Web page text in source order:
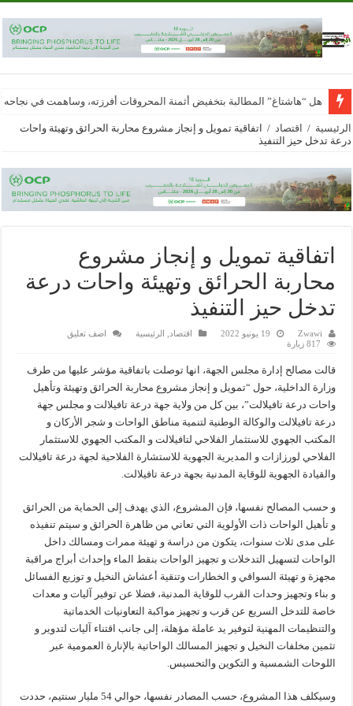
هل “هاشتاغ” المطالبة بتخفيض أثمنة المحروقات أفرزته، وساهمت في
الرئيسية / اقتصاد /
اتفاقية تمويل و إنجاز مشروع محاربة الحرائق وتهيئة واحات
درعة تدخل حيز التنفيذ
اتفاقية تمويل و إنجاز مشروع
محاربة الحرائق وتهيئة واحات درعة
تدخل حيز التنفيذ
Zwawi 19 يونيو 2022 اقتصاد الرئيسية
اضف تعليق
817 زيارة
قالت مصالح إدارة مجلس الجهة، انها توصلت باتفاقية مؤشر عليها من طرف
وزارة الداخلية، حول “تمويل و إنجاز مشروع محاربة الحرائق وتهيئة وتأهيل
واحات درعة تافيلالت”، بين كل من ولاية جهة درعة تافيلالت و مجلس جهة
درعة تافيلالت والوكالة الوطنية لتنمية مناطق الواحات و شجر الأركان و
المكتب الجهوي للاستثمار الفلاحي لتافيلالت و المكتب الجهوي للاستثمار
الفلاحي لورزازات و المديرية الجهوية للاستشارة الفلاحية لجهة درعة تافيلالت
والقيادة الجهوية للوقاية المدنية بجهة درعة تافيلالت.
و حسب المصالح نفسها، فإن المشروع، الذي يهدف إلى الحماية من الحرائق
و تأهيل الواحات ذات الأولوية التي تعاني من ظاهرة الحرائق و سيتم تنفيذه
على مدى ثلاث سنوات، يتكون من دراسة و تهيئة ممرات ومسالك داخل
الواحات لتسهيل التدخلات و تجهيز الواحات بنقط الماء وإحداث أبراج مراقبة
مجهزة و تهيئة السواقي و الخطارات وتنقية أعشاش النخيل و توزيع الفسائل
و بناء وتجهيز وحدات القرب للوقاية المدنية، فضلا عن توفير آليات و معدات
خاصة للتدخل السريع عن قرب و تجهيز مواكبة التعاونيات الخدماتية
والتنظيمات المهنية لتوفير يد عاملة مؤهلة، إلى جانب اقتناء آليات لتدوير و
تثمين مخلفات النخيل و تجهيز المسالك الواحاتية بالإنارة العمومية عبر
اللوحات الشمسية و التكوين والتحسيس.
وسيكلف هذا المشروع، حسب المصادر نفسها، حوالي 54 مليار سنتيم، حددت